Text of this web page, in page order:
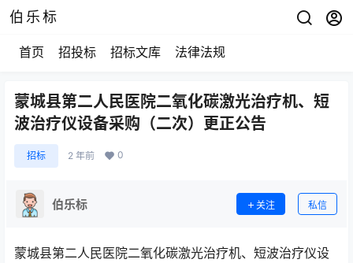
伯乐标
首页 招投标 招标文库 法律法规
蒙城县第二人民医院二氧化碳激光治疗机、短
波治疗仪设备采购（二次）更正公告
招标 2 年前 0
伯乐标 关注 私信
蒙城县第二人民医院二氧化碳激光治疗机、短波治疗仪设